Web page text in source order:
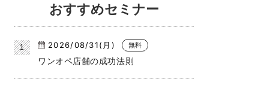
おすすめセミナー
2026/08/31(月) 無料
ワンオペ店舗の成功法則